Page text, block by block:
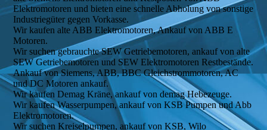
Elektromotoren und bieten eine schnelle Abholung von sonstige
Industriegüter gegen Vorkasse.
Wir kaufen alte ABB Elektromotoren, Ankauf von ABB E
Motoren.
Wir suchen gebrauchte SEW Getriebemotoren, ankauf von alte
SEW Getriebemotoren und SEW Elektromotoren Restbestände.
Ankauf von Siemens, ABB, BBC Gleichstrommotoren, AC
und DC Motoren ankauf.
Wir kaufen Demag Kräne, ankauf von demag Hebezeuge.
Wir kaufen Wasserpumpen, ankauf von KSB Pumpen und Abb
Elektromotoren.
Wir suchen Kreiselpumpen, ankauf von KSB, Wilo